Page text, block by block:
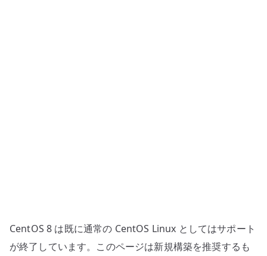
の
CentOS 8 は既に通常の CentOS Linux としてはサポート
が終了しています。このページは新規構築を推奨するも